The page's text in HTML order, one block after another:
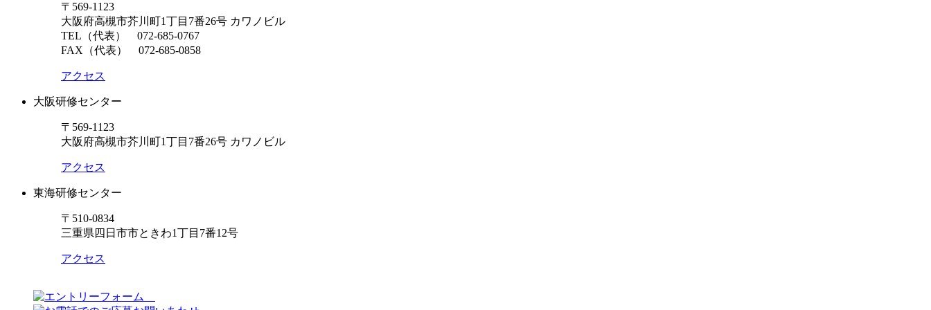
〒569-1123
大阪府高槻市芥川町1丁目7番26号 カワノビル
TEL（代表） 072-685-0767
FAX（代表） 072-685-0858
アクセス
大阪研修センター
〒569-1123
大阪府高槻市芥川町1丁目7番26号 カワノビル
アクセス
東海研修センター
〒510-0834
三重県四日市市ときわ1丁目7番12号
アクセス